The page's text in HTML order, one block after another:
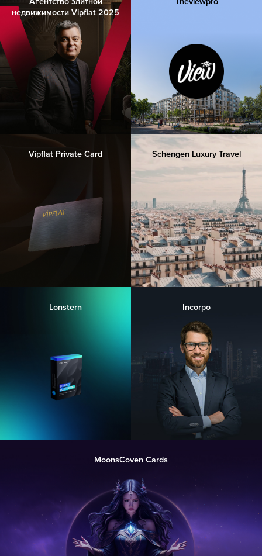
недвижимости Vipflat 2025
Vipflat Private Card Schengen Luxury Travel
Lonstern
MoonsCoven Cards
Incorpo